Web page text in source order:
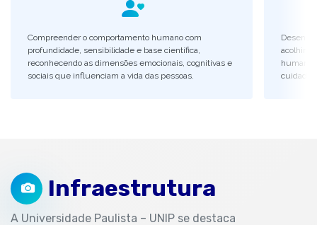
Compreender o comportamento humano com
profundidade, sensibilidade e base científica,
reconhecendo as dimensões emocionais, cognitivas e
sociais que influenciam a vida das pessoas.
cuidado
Infraestrutura
A Universidade Paulista – UNIP se destaca